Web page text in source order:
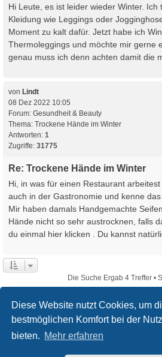
Diese Website nutzt Cookies, um
bestmöglichen Komfort bei der
bieten. Mehr erfahren
Hi Leute, es ist leider wieder Winter.
Kleidung wie Leggings oder
Moment zu kalt dafür. Jetzt habe ich
Thermoleggings und möchte mir gerne
genau muss ich denn achten damit die
von Lindt
08 Dez 2022 10:05
Forum: Gesundheit & Beauty
Thema: Trockene Hände im Winter
Antworten: 1
Zugriffe: 31775
Re: Trockene Hände im Winter
Hi, in was für einen Restaurant
auch in der Gastronomie und kenne
Mir haben damals Handgemachte
Hände nicht so sehr austrocknen, falls
du einmal hier klicken . Du kannst
Die Suche Ergab 4 Treffer •
Startseite Foren-Übersicht
® Forum Software © phpBB Limited